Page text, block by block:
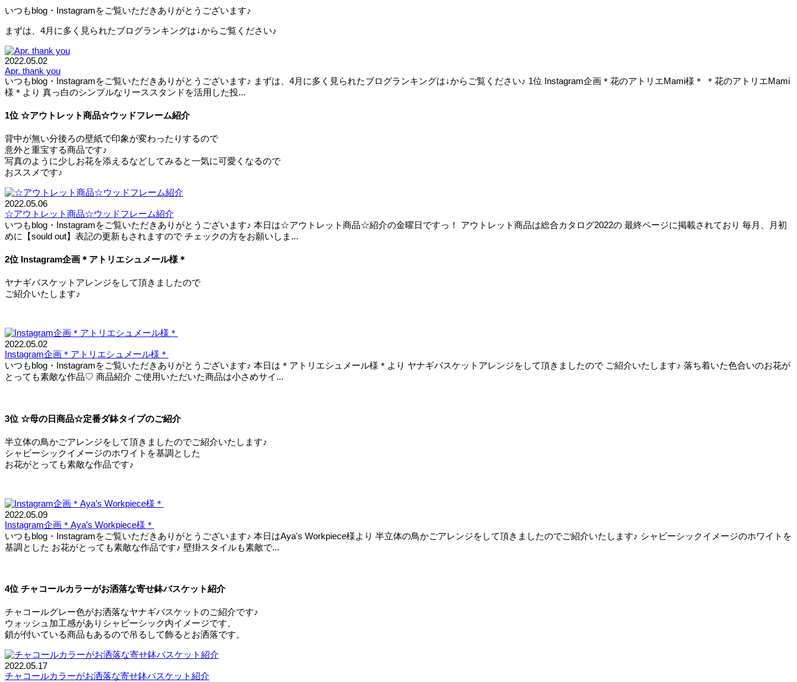
いつもblog・Instagramをご覧いただきありがとうございます♪
まずは、4月に多く見られたブログランキングは↓からご覧ください♪
2022.05.02
Apr. thank you
いつもblog・Instagramをご覧いただきありがとうございます♪ まずは、4月に多く見られたブログランキングは↓からご覧ください♪ 1位 Instagram企画＊花のアトリエMami様＊ ＊花のアトリエMami
様＊より 真っ白のシンプルなリーススタンドを活用した投...
1位 ☆アウトレット商品☆ウッドフレーム紹介
背中が無い分後ろの壁紙で印象が変わったりするので
意外と重宝する商品です♪
写真のように少しお花を添えるなどしてみると一気に可愛くなるので
おススメです♪
2022.05.06
☆アウトレット商品☆ウッドフレーム紹介
いつもblog・Instagramをご覧いただきありがとうございます♪ 本日は☆アウトレット商品☆紹介の金曜日ですっ！ アウトレット商品は総合カタログ2022の 最終ページに掲載されており 毎月、月初
めに【sould out】表記の更新もされますので チェックの方をお願いしま...
2位 Instagram企画＊アトリエシュメール様＊
ヤナギバスケットアレンジをして頂きましたので
ご紹介いたします♪
2022.05.02
Instagram企画＊アトリエシュメール様＊
いつもblog・Instagramをご覧いただきありがとうございます♪ 本日は＊アトリエシュメール様＊より ヤナギバスケットアレンジをして頂きましたので ご紹介いたします♪ 落ち着いた色合いのお花が
とっても素敵な作品♡ 商品紹介 ご使用いただいた商品は小さめサイ...
3位 ☆母の日商品☆定番ダ鉢タイプのご紹介
半立体の鳥かごアレンジをして頂きましたのでご紹介いたします♪
シャビーシックイメージのホワイトを基調とした
お花がとっても素敵な作品です♪
2022.05.09
Instagram企画＊Aya’s Workpiece様＊
いつもblog・Instagramをご覧いただきありがとうございます♪ 本日はAya's Workpiece様より 半立体の鳥かごアレンジをして頂きましたのでご紹介いたします♪ シャビーシックイメージのホワイトを
基調とした お花がとっても素敵な作品です♪ 壁掛スタイルも素敵で...
4位 チャコールカラーがお洒落な寄せ鉢バスケット紹介
チャコールグレー色がお洒落なヤナギバスケットのご紹介です♪
ウォッシュ加工感がありシャビーシック内イメージです。
鎖が付いている商品もあるので吊るして飾るとお洒落です。
2022.05.17
チャコールカラーがお洒落な寄せ鉢バスケット紹介